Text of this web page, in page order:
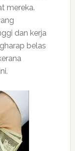
mereka.
dan kerja
belas